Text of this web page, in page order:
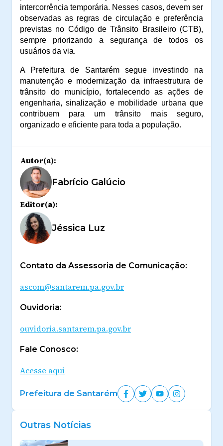
intercorrência temporária. Nesses casos, devem ser
observadas as regras de circulação e preferência
previstas no Código de Trânsito Brasileiro (CTB),
sempre priorizando a segurança de todos os
usuários da via.
A Prefeitura de Santarém segue investindo na
manutenção e modernização da infraestrutura de
trânsito do município, fortalecendo as ações de
engenharia, sinalização e mobilidade urbana que
contribuem para um trânsito mais seguro,
organizado e eficiente para toda a população.
Autor(a):
Fabrício Galúcio
Editor(a):
Jéssica Luz
Contato da Assessoria de Comunicação:
ascom@santarem.pa.gov.br
Ouvidoria:
ouvidoria.santarem.pa.gov.br
Fale Conosco:
Acesse aqui
Prefeitura de Santarém
Outras Notícias